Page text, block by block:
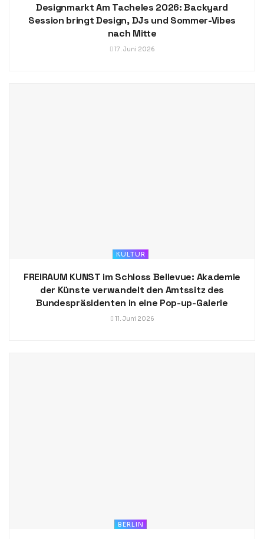
Designmarkt Am Tacheles 2026: Backyard
Session bringt Design, DJs und Sommer-Vibes
nach Mitte
17. Juni 2026
KULTUR
FREIRAUM KUNST im Schloss Bellevue: Akademie
der Künste verwandelt den Amtssitz des
Bundespräsidenten in eine Pop-up-Galerie
11. Juni 2026
BERLIN